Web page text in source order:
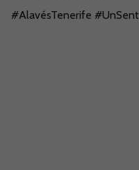
#AlavésTenerife